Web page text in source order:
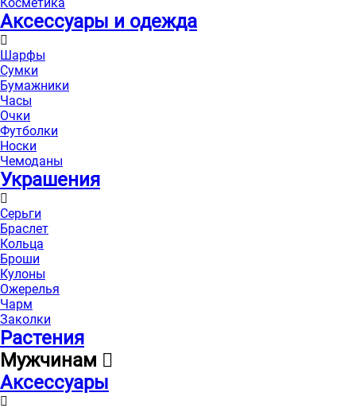
Аксессуары и одежда
Шарфы
Сумки
Бумажники
Часы
Очки
Футболки
Носки
Чемоданы
Украшения
Серьги
Браслет
Кольца
Броши
Кулоны
Ожерелья
Чарм
Заколки
Растения
Мужчинам
Аксессуары